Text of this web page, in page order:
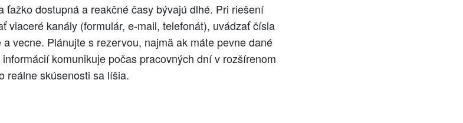
ťažko dostupná a reakčné časy bývajú dlhé. Pri riešení
viaceré kanály (formulár, e‑mail, telefonát), uvádzať čísla
vecne. Plánujte s rezervou, najmä ak máte pevne dané
komunikuje počas pracovných dní v rozšírenom
reálne skúsenosti sa líšia.